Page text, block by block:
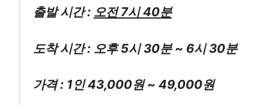
출발 시간 : 오전 7시 40분
도착 시간 : 오후 5시 30분 ~ 6시 30분
가격 : 1인 43,000원 ~ 49,000원